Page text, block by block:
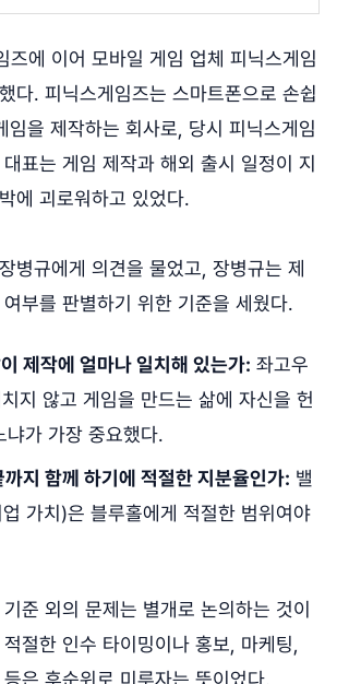
즈에 이어 모바일 게임 업체 피닉스게임
다. 피닉스게임즈는 스마트폰으로 손쉽
임을 제작하는 회사로, 당시 피닉스게임
표는 게임 제작과 해외 출시 일정이 지
에 괴로워하고 있었다.
병규에게 의견을 물었고, 장병규는 제
부를 판별하기 위한 기준을 세웠다.
제작에 얼마나 일치해 있는가: 좌고우
지 않고 게임을 만드는 삶에 자신을 헌
냐가 가장 중요했다.
지 함께 하기에 적절한 지분율인가: 밸
가치)은 블루홀에게 적절한 범위여야
준 외의 문제는 별개로 논의하는 것이
절한 인수 타이밍이나 홍보, 마케팅,
은 후순위로 미루자는 뜻이었다.